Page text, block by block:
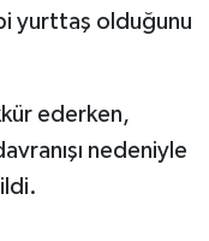
yurttaş olduğunu
ederken,
nedeniyle